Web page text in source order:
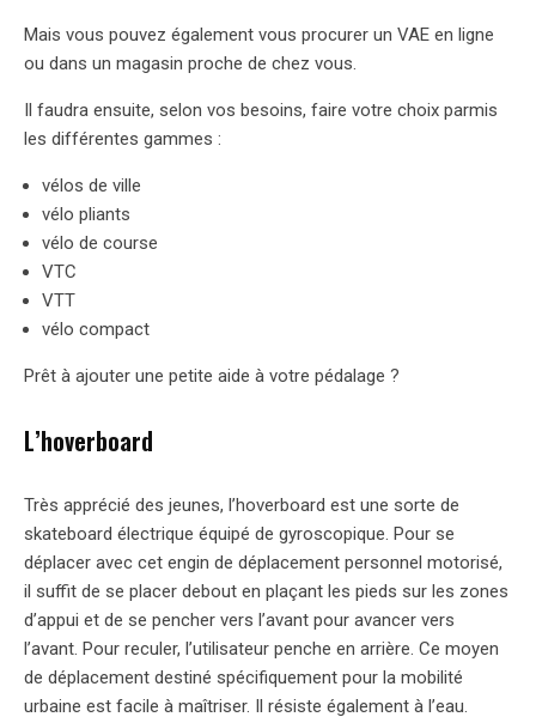
Mais vous pouvez également vous procurer un VAE en ligne
ou dans un magasin proche de chez vous.
Il faudra ensuite, selon vos besoins, faire votre choix parmis
les différentes gammes :
vélos de ville
vélo pliants
vélo de course
VTC
VTT
vélo compact
Prêt à ajouter une petite aide à votre pédalage ?
L’hoverboard
Très apprécié des jeunes, l’hoverboard est une sorte de
skateboard électrique équipé de gyroscopique. Pour se
déplacer avec cet engin de déplacement personnel motorisé,
il suffit de se placer debout en plaçant les pieds sur les zones
d’appui et de se pencher vers l’avant pour avancer vers
l’avant. Pour reculer, l’utilisateur penche en arrière. Ce moyen
de déplacement destiné spécifiquement pour la mobilité
urbaine est facile à maîtriser. Il résiste également à l’eau.